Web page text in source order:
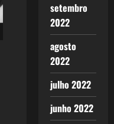
setembro
2022
agosto
2022
julho 2022
junho 2022